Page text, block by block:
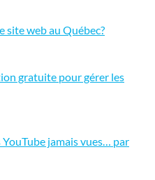
site web au Québec?
gratuite pour gérer les
jamais vues… par